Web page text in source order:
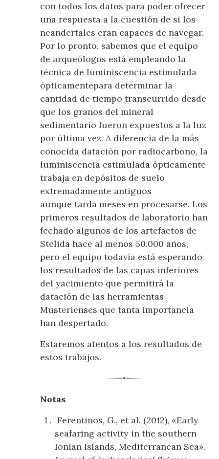
con todos los datos para poder ofrecer
una respuesta a la cuestión de si los
neandertales eran capaces de navegar.
Por lo pronto, sabemos que el equipo
de arqueólogos está empleando la
técnica de luminiscencia estimulada
ópticamentepara determinar la
cantidad de tiempo transcurrido desde
que los granos del mineral
sedimentario fueron expuestos a la luz
por última vez. A diferencia de la más
conocida datación por radiocarbono, la
luminiscencia estimulada ópticamente
trabaja en depósitos de suelo
extremadamente antiguos
aunque tarda meses en procesarse. Los
primeros resultados de laboratorio han
fechado algunos de los artefactos de
Stelida hace al menos 50.000 años,
pero el equipo todavía está esperando
los resultados de las capas inferiores
del yacimiento que permitirá la
datación de las herramientas
Musterienses que tanta importancia
han despertado.
Estaremos atentos a los resultados de
estos trabajos.
Notas
Ferentinos, G., et al. (2012), «Early
seafaring activity in the southern
Ionian Islands, Mediterranean Sea».